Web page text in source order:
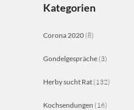
Kategorien
Corona 2020 (8)
Gondelgespräche (3)
Herby sucht Rat (132)
Kochsendungen (16)